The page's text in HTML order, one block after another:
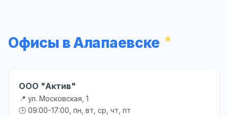
Офисы в Алапаевске
ООО "Актив"
📍 ул. Московская, 1
🕒 09:00-17:00, пн, вт, ср, чт, пт